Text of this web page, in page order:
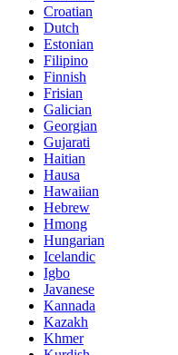
Croatian
Dutch
Estonian
Filipino
Finnish
Frisian
Galician
Georgian
Gujarati
Haitian
Hausa
Hawaiian
Hebrew
Hmong
Hungarian
Icelandic
Igbo
Javanese
Kannada
Kazakh
Khmer